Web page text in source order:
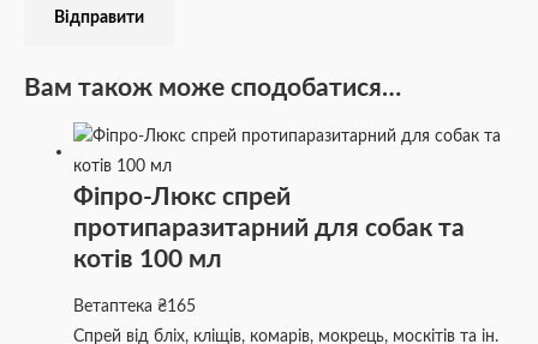
Вам також може сподобатися…
Фіпро-Люкс спрей
протипаразитарний для собак та
котів 100 мл
Ветаптека₴165
Спрей від бліх, кліщів, комарів, мокрець, москітів та ін.